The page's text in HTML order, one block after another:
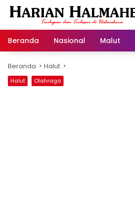
Langsung
Beranda
Nasional Malut
Beranda Halut
Halut Olahraga